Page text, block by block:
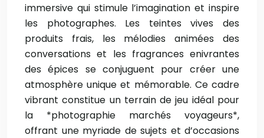
immersive qui stimule l’imagination et inspire
les photographes. Les teintes vives des
produits frais, les mélodies animées des
conversations et les fragrances enivrantes
des épices se conjuguent pour créer une
atmosphère unique et mémorable. Ce cadre
vibrant constitue un terrain de jeu idéal pour
la *photographie marchés voyageurs*,
offrant une myriade de sujets et d’occasions